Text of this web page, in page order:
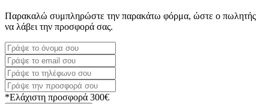
Παρακαλώ συμπληρώστε την παρακάτω φόρμα, ώστε ο πωλητής
να λάβει την προσφορά σας.
*Ελάχιστη προσφορά 300€